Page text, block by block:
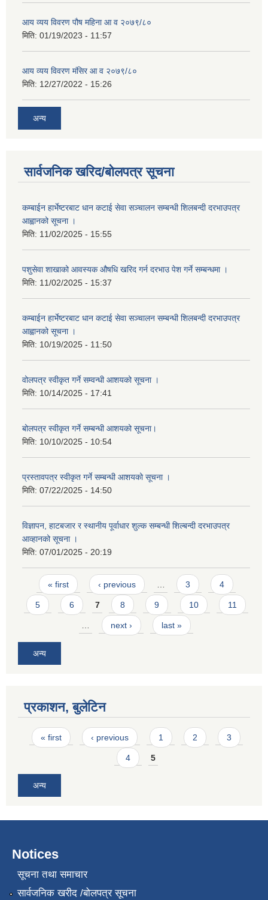
आय व्यय विवरण पौष महिना आ व २०७९/८०
मिति: 01/19/2023 - 11:57
आय व्यय विवरण मंसिर आ व २०७९/८०
मिति: 12/27/2022 - 15:26
अन्य
सार्वजनिक खरिद/बोलपत्र सूचना
कम्बाईन हार्भेष्टरबाट धान कटाई सेवा सञ्चालन सम्बन्धी शिलबन्दी दरभाउपत्र
आह्वानको सूचना ।
मिति: 11/02/2025 - 15:55
पशुसेवा शाखाको आवस्यक औषधि खरिद गर्न दरभाउ पेश गर्ने सम्बन्धमा ।
मिति: 11/02/2025 - 15:37
कम्बाईन हार्भेष्टरबाट धान कटाई सेवा सञ्चालन सम्बन्धी शिलबन्दी दरभाउपत्र
आह्वानको सूचना ।
मिति: 10/19/2025 - 11:50
वोलपत्र स्वीकृत गर्ने सम्वन्धी आशयको सूचना ।
मिति: 10/14/2025 - 17:41
बोलपत्र स्वीकृत गर्ने सम्बन्धी आशयको सूचना।
मिति: 10/10/2025 - 10:54
प्रस्तावपत्र स्वीकृत गर्ने सम्बन्धी आशयको सूचना ।
मिति: 07/22/2025 - 14:50
विज्ञापन, हाटबजार र स्थानीय पूर्वाधार शुल्क सम्बन्धी शिल्बन्दी दरभाउपत्र
आव्हानको सूचना ।
मिति: 07/01/2025 - 20:19
Pages
« first ‹ previous … 3 4
5 6 7 8 9 10 11
… next › last »
अन्य
प्रकाशन, बुलेटिन
Pages
« first ‹ previous 1 2 3
4 5
अन्य
Notices
सूचना तथा समाचार
सार्वजनिक खरीद /बोलपत्र सूचना